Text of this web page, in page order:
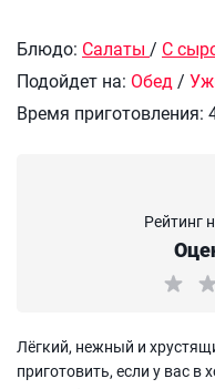
Блюдо: Салаты / С
Подойдет на: Обед/
Время приготовления:
Рейтинг
Лёгкий, нежный и
приготовить, если у вас в